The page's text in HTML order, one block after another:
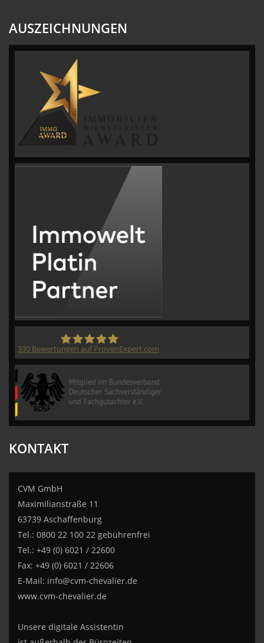
AUSZEICHNUNGEN
330 Bewertungen auf ProvenExpert.com
KONTAKT
CVM GmbH
Maximilianstraße 11
63739 Aschaffenburg
Tel.: 0800 22 100 22 gebührenfrei
Tel.: +49 (0) 6021 / 22600
Fax: +49 (0) 6021 / 22606
E-Mail: info@cvm-chevalier.de
www.cvm-chevalier.de
Unsere digitale Assistentin